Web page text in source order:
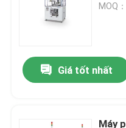
MGP Mold
Trimming hình thành
MOQ
Giá tốt nhất
Máy